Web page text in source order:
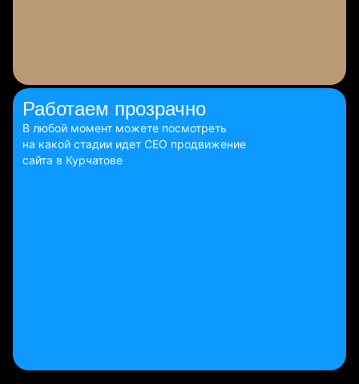
Работаем прозрачно
В любой момент можете посмотреть
на какой стадии идет СЕО продвижение
сайта в Курчатове